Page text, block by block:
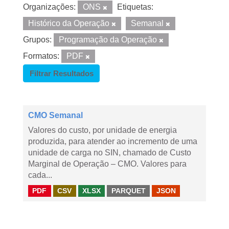
Organizações: ONS
Etiquetas:
Histórico da Operação
Semanal
Grupos:
Programação da Operação
Formatos:
PDF
Filtrar Resultados
CMO Semanal
Valores do custo, por unidade de energia
produzida, para atender ao incremento de uma
unidade de carga no SIN, chamado de Custo
Marginal de Operação – CMO. Valores para
cada...
PDF CSV XLSX PARQUET JSON